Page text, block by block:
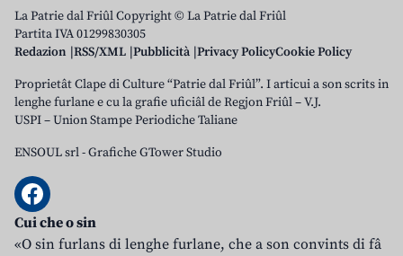
La Patrie dal Friûl Copyright © La Patrie dal Friûl
Partita IVA 01299830305
Redazion RSS/XML Pubblicità Privacy PolicyCookie Policy
Proprietât Clape di Culture “Patrie dal Friûl”. I articui a son scrits in
lenghe furlane e cu la grafie uficiâl de Regjon Friûl – V.J.
USPI – Union Stampe Periodiche Taliane
ENSOUL srl-Grafiche GTower Studio
Cui che o sin
«O sin furlans di lenghe furlane, che a son convints di fâ